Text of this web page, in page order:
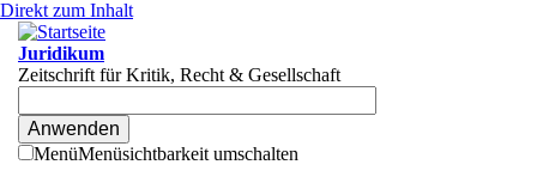
Direkt zum Inhalt
Juridikum
Zeitschrift für Kritik, Recht & Gesellschaft
MenüMenüsichtbarkeit umschalten